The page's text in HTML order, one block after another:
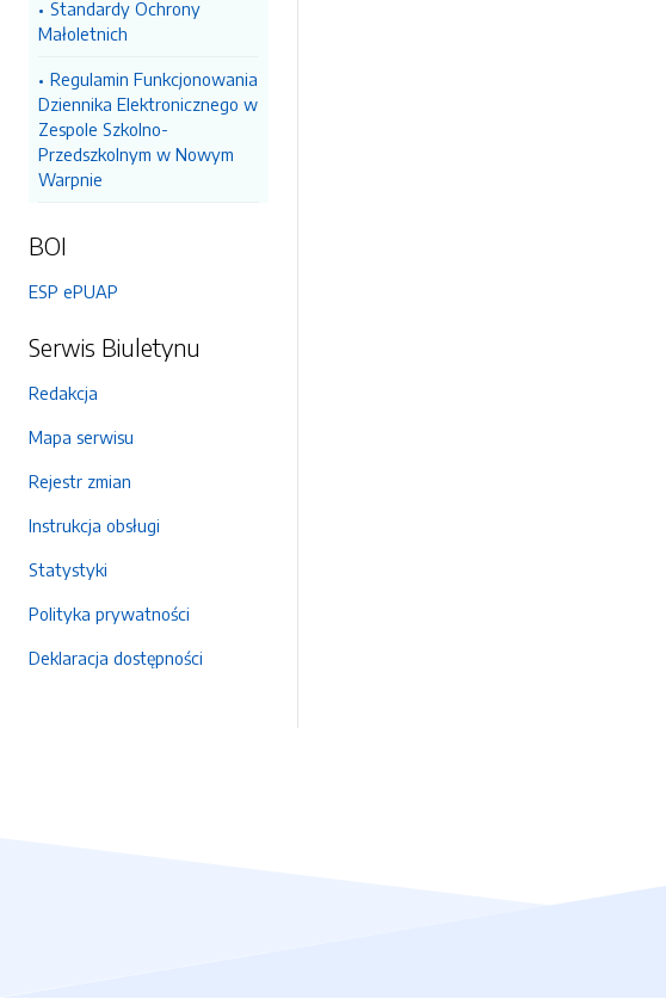
Standardy Ochrony
Małoletnich
Regulamin Funkcjonowania
Dziennika Elektronicznego w
Zespole Szkolno-
Przedszkolnym w Nowym
Warpnie
BOI
ESP ePUAP
Serwis Biuletynu
Redakcja
Mapa serwisu
Rejestr zmian
Instrukcja obsługi
Statystyki
Polityka prywatności
Deklaracja dostępności